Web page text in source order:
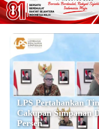
LPS Pertahankan
Cakupan Simpanan
Persen